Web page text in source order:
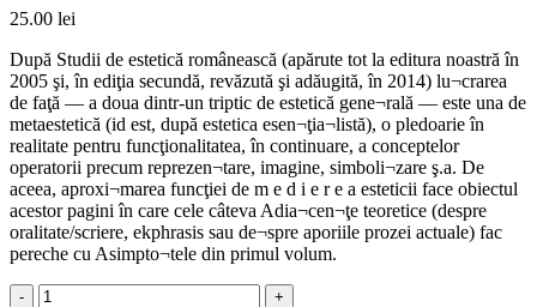
25.00 lei
După Studii de estetică românească (apărute tot la editura noastră în
2005 şi, în ediţia secundă, revăzută şi adăugită, în 2014) lu¬crarea
de faţă ― a doua dintr-un triptic de estetică gene¬rală ― este una de
metaestetică (id est, după estetica esen¬ţia¬listă), o pledoarie în
realitate pentru funcţionalitatea, în continuare, a conceptelor
operatorii precum reprezen¬tare, imagine, simboli¬zare ş.a. De
aceea, aproxi¬marea funcţiei de m e d i e r e a esteticii face obiectul
acestor pagini în care cele câteva Adia¬cen¬ţe teoretice (despre
oralitate/scriere, ekphrasis sau de¬spre aporiile prozei actuale) fac
pereche cu Asimpto¬tele din primul volum.
Estetica